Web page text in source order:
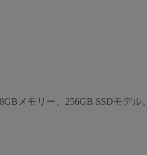
メモリー、256GB SSDモデル。